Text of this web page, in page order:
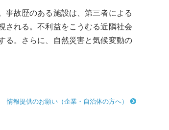
事故歴のある施設は、第三者による
される。不利益をこうむる近隣社会
る。さらに、自然災害と気候変動の
情報提供のお願い（企業・自治体の方へ）